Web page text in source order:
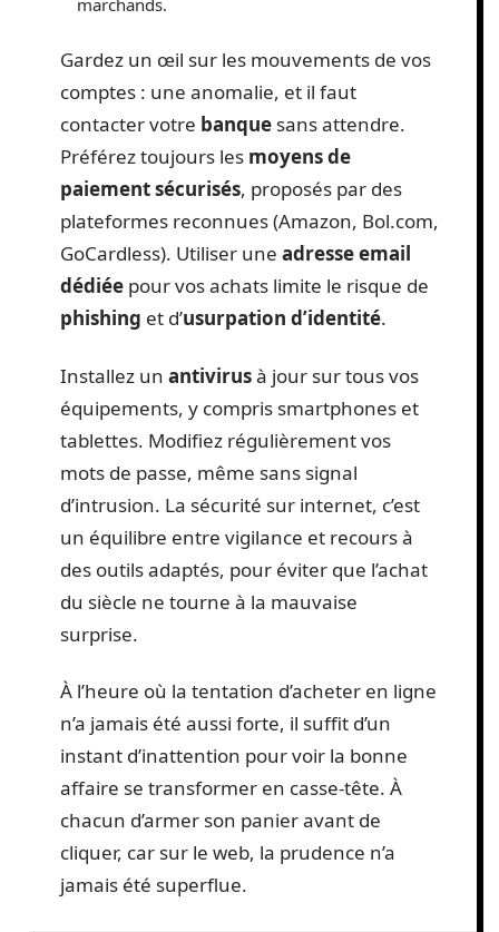
Gardez un œil sur les mouvements de vos
comptes : une anomalie, et il faut
contacter votre banque sans attendre.
Préférez toujours les moyens de
paiement sécurisés, proposés par des
plateformes reconnues (Amazon, Bol.com,
GoCardless). Utiliser une adresse email
dédiée pour vos achats limite le risque de
phishing et d’usurpation d’identité.
Installez un antivirusà jour sur tous vos
équipements, y compris smartphones et
tablettes. Modifiez régulièrement vos
mots de passe, même sans signal
d’intrusion. La sécurité sur internet, c’est
un équilibre entre vigilance et recours à
des outils adaptés, pour éviter que l’achat
du siècle ne tourne à la mauvaise
surprise.
À l’heure où la tentation d’acheter en ligne
n’a jamais été aussi forte, il suffit d’un
instant d’inattention pour voir la bonne
affaire se transformer en casse-tête. À
chacun d’armer son panier avant de
cliquer, car sur le web, la prudence n’a
jamais été superflue.